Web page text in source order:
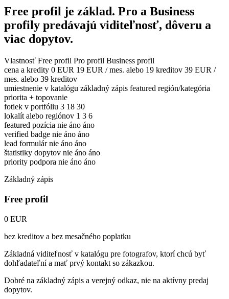
Free profil je základ. Pro a Business
profily predávajú viditeľnosť, dôveru a
viac dopytov.
Vlastnosť Free profil Pro profil Business profil
cena a kredity 0 EUR 19 EUR / mes. alebo 19 kreditov 39 EUR /
mes. alebo 39 kreditov
umiestnenie v katalógu základný zápis featured región/kategória
priorita + topovanie
fotiek v portfóliu 3 18 30
lokalít alebo regiónov 1 3 6
featured pozícia nie áno áno
verified badge nie áno áno
lead formulár nie áno áno
štatistiky dopytov nie áno áno
priority podpora nie áno áno
Základný zápis
Free profil
0 EUR
bez kreditov a bez mesačného poplatku
Základná viditeľnosť v katalógu pre fotografov, ktorí chcú byť
dohľadateľní a mať prvý kontakt so zákazkou.
Dobré na základný zápis a verejný odkaz, nie na aktívny predaj
dopytov.